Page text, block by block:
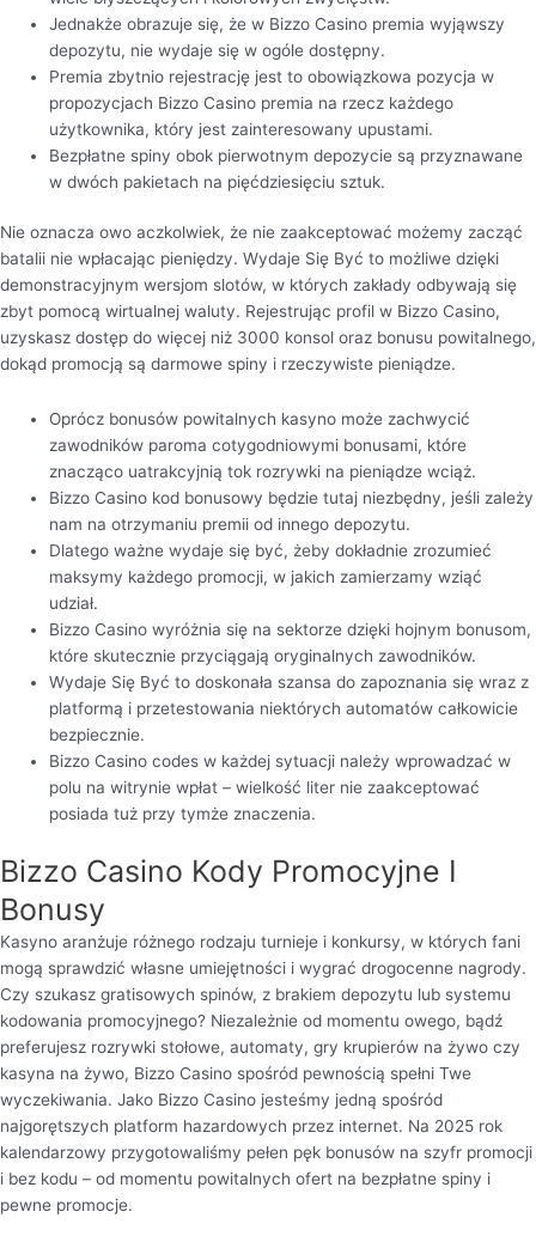
Jednakże obrazuje się, że w Bizzo Casino premia wyjąwszy
depozytu, nie wydaje się w ogóle dostępny.
Premia zbytnio rejestrację jest to obowiązkowa pozycja w
propozycjach Bizzo Casino premia na rzecz każdego
użytkownika, który jest zainteresowany upustami.
Bezpłatne spiny obok pierwotnym depozycie są przyznawane
w dwóch pakietach na pięćdziesięciu sztuk.
Nie oznacza owo aczkolwiek, że nie zaakceptować możemy zacząć
batalii nie wpłacając pieniędzy. Wydaje Się Być to możliwe dzięki
demonstracyjnym wersjom slotów, w których zakłady odbywają się
zbyt pomocą wirtualnej waluty. Rejestrując profil w Bizzo Casino,
uzyskasz dostęp do więcej niż 3000 konsol oraz bonusu powitalnego,
dokąd promocją są darmowe spiny i rzeczywiste pieniądze.
Oprócz bonusów powitalnych kasyno może zachwycić
zawodników paroma cotygodniowymi bonusami, które
znacząco uatrakcyjnią tok rozrywki na pieniądze wciąż.
Bizzo Casino kod bonusowy będzie tutaj niezbędny, jeśli zależy
nam na otrzymaniu premii od innego depozytu.
Dlatego ważne wydaje się być, żeby dokładnie zrozumieć
maksymy każdego promocji, w jakich zamierzamy wziąć
udział.
Bizzo Casino wyróżnia się na sektorze dzięki hojnym bonusom,
które skutecznie przyciągają oryginalnych zawodników.
Wydaje Się Być to doskonała szansa do zapoznania się wraz z
platformą i przetestowania niektórych automatów całkowicie
bezpiecznie.
Bizzo Casino codes w każdej sytuacji należy wprowadzać w
polu na witrynie wpłat – wielkość liter nie zaakceptować
posiada tuż przy tymże znaczenia.
Bizzo Casino Kody Promocyjne I
Bonusy
Kasyno aranżuje różnego rodzaju turnieje i konkursy, w których fani
mogą sprawdzić własne umiejętności i wygrać drogocenne nagrody.
Czy szukasz gratisowych spinów, z brakiem depozytu lub systemu
kodowania promocyjnego? Niezależnie od momentu owego, bądź
preferujesz rozrywki stołowe, automaty, gry krupierów na żywo czy
kasyna na żywo, Bizzo Casino spośród pewnością spełni Twe
wyczekiwania. Jako Bizzo Casino jesteśmy jedną spośród
najgorętszych platform hazardowych przez internet. Na 2025 rok
kalendarzowy przygotowaliśmy pełen pęk bonusów na szyfr promocji
i bez kodu – od momentu powitalnych ofert na bezpłatne spiny i
pewne promocje.